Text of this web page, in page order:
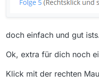
doch einfach und gut
Ok, extra für dich noch
Klick mit der rechten